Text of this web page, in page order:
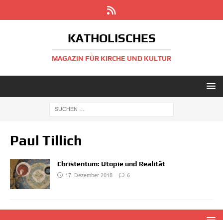
KATHOLISCHES
MAGAZIN FÜR KIRCHE UND KULTUR
Paul Tillich
Christentum: Utopie und Realität
17. Dezember 2018
6